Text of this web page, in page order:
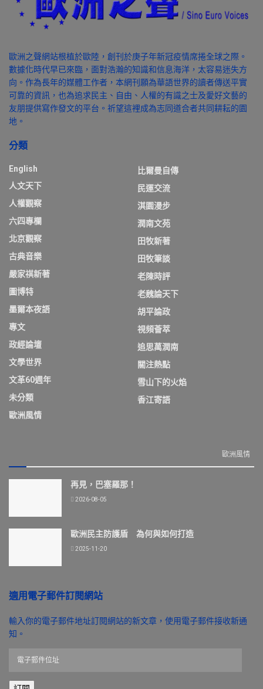
歐洲之聲網站根植於歐陸，創刊於庚子年新冠疫情席捲全球之際。
數據化時代早已來臨，面對浩瀚的知識和信息海洋，太容易迷失方
向。作為長年的媒體工作者，本網刊願為華語世界的讀者傳送平實
可靠的資訊，也為追求民主、自由、人權的有識之士及愛好文藝的
友朋提供寫作發文的平台。祈望這裡成為志同道合者共同耕耘的園
地。
分類
English
人文天下
人權觀察
六四專欄
北京觀察
古典音樂
嚴家祺新著
圖博特
墨爾本夜語
專文
政經論壇
文學世界
文革60週年
未分類
歐洲風情
比爾曼自傳
民運交流
淇園漫步
潤南文苑
田牧新著
田牧筆談
老陳時評
老魏論天下
胡平論政
視頻薈萃
追思萬潤南
關注熱點
雪山下的火焰
香江寄語
歐洲風情
再見，巴塞羅那！
2026-08-05
歐洲民主防護盾 為何與如何打造
2025-11-20
適用電子郵件訂閱網站
輸入你的電子郵件地址訂閱網站的新文章，使用電子郵件接收新通
知。
郵